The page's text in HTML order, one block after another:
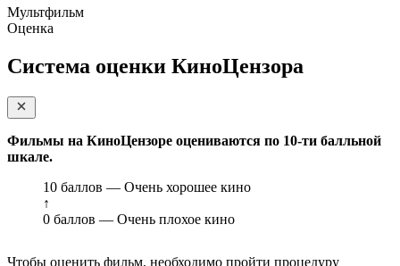
Мультфильм
Оценка
Система оценки КиноЦензора
Фильмы на КиноЦензоре оцениваются по 10-ти балльной
шкале.
10 баллов — Очень хорошее кино
↑
0 баллов — Очень плохое кино
Чтобы оценить фильм, необходимо пройти процедуру